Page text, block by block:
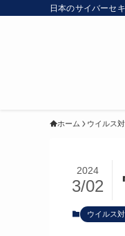
日本のサイバーセ
ホーム ウイルス
2024
3/02
ウイルス